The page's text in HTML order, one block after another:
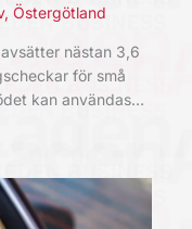
, Östergötland
nästan 3,6
för små
kan användas…